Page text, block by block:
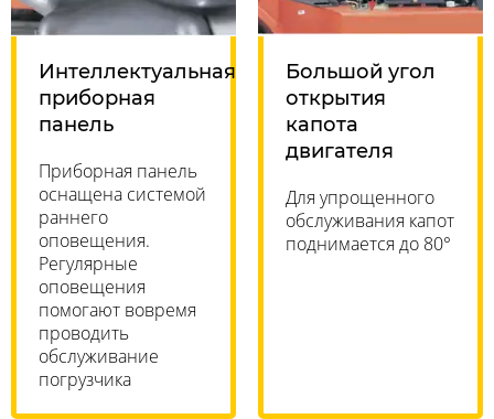
Интеллектуальная
приборная
панель
Приборная панель
оснащена системой
раннего
оповещения.
Регулярные
оповещения
помогают вовремя
проводить
обслуживание
погрузчика
Большой угол
открытия
капота
двигателя
Для упрощенного
обслуживания капот
поднимается до 80°